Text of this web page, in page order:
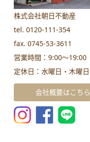
株式会社朝日不動産
tel. 0120-111-354
fax. 0745-53-3611
営業時間：9:00～19:00
定休日：水曜日・木曜日
会社概要はこちら